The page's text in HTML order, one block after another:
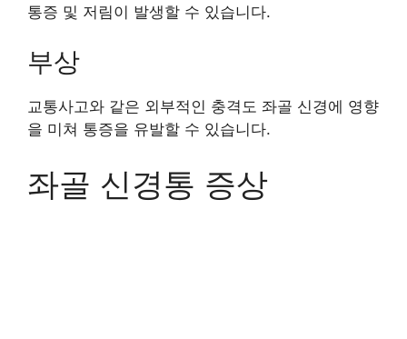
통증 및 저림이 발생할 수 있습니다.
부상
교통사고와 같은 외부적인 충격도 좌골 신경에 영향
을 미쳐 통증을 유발할 수 있습니다.
좌골 신경통 증상